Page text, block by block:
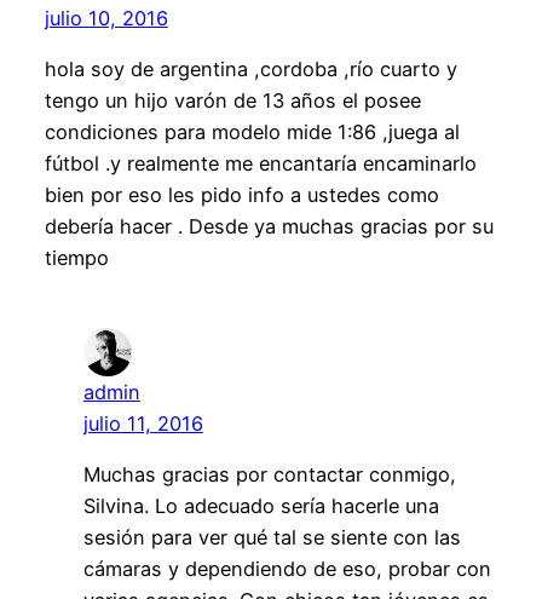
julio 10, 2016
hola soy de argentina ,cordoba ,río cuarto y
tengo un hijo varón de 13 años el posee
condiciones para modelo mide 1:86 ,juega al
fútbol .y realmente me encantaría encaminarlo
bien por eso les pido info a ustedes como
debería hacer . Desde ya muchas gracias por su
tiempo
admin
julio 11, 2016
Muchas gracias por contactar conmigo,
Silvina. Lo adecuado sería hacerle una
sesión para ver qué tal se siente con las
cámaras y dependiendo de eso, probar con